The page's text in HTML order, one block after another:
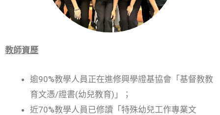
教師資歷
逾90%教學人員正在進修興學證基協會「基督教教
育文憑/證書(幼兒教育)」；
近70%教學人員已修讀「特殊幼兒工作專業文